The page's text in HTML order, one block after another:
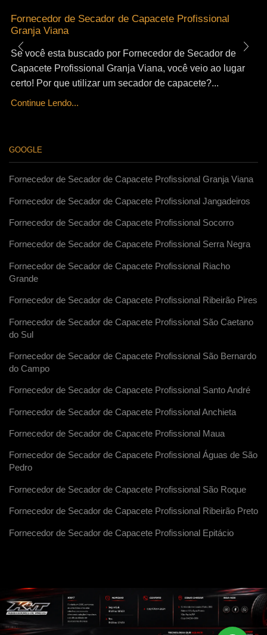
Fornecedor de Secador de Capacete Profissional
Granja Viana
Se você esta buscado por Fornecedor de Secador de
Capacete Profissional Granja Viana, você veio ao lugar
certo! Por que utilizar um secador de capacete?...
Continue Lendo...
GOOGLE
Fornecedor de Secador de Capacete Profissional Granja Viana
Fornecedor de Secador de Capacete Profissional Jangadeiros
Fornecedor de Secador de Capacete Profissional Socorro
Fornecedor de Secador de Capacete Profissional Serra Negra
Fornecedor de Secador de Capacete Profissional Riacho
Grande
Fornecedor de Secador de Capacete Profissional Ribeirão Pires
Fornecedor de Secador de Capacete Profissional São Caetano
do Sul
Fornecedor de Secador de Capacete Profissional São Bernardo
do Campo
Fornecedor de Secador de Capacete Profissional Santo André
Fornecedor de Secador de Capacete Profissional Anchieta
Fornecedor de Secador de Capacete Profissional Maua
Fornecedor de Secador de Capacete Profissional Águas de São
Pedro
Fornecedor de Secador de Capacete Profissional São Roque
Fornecedor de Secador de Capacete Profissional Ribeirão Preto
Fornecedor de Secador de Capacete Profissional Epitácio